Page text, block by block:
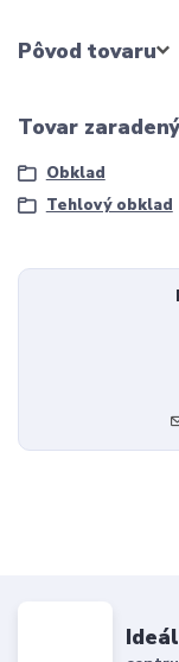
Pôvod tovaru
Tovar
Obklad
Tehlový obklad